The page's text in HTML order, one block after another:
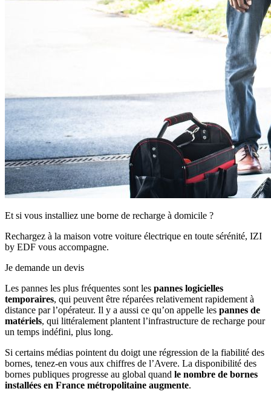
Et si vous installiez une borne de recharge à domicile ?
Rechargez à la maison votre voiture électrique en toute sérénité, IZI
by EDF vous accompagne.
Je demande un devis
Les pannes les plus fréquentes sont les pannes logicielles
temporaires, qui peuvent être réparées relativement rapidement à
distance par l’opérateur. Il y a aussi ce qu’on appelle les pannes de
matériels, qui littéralement plantent l’infrastructure de recharge pour
un temps indéfini, plus long.
Si certains médias pointent du doigt une régression de la fiabilité des
bornes, tenez-en vous aux chiffres de l’Avere. La disponibilité des
bornes publiques progresse au global quand le nombre de bornes
installées en France métropolitaine augmente.